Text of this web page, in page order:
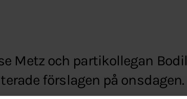
Metz och partikollegan Bodil
förslagen på onsdagen.